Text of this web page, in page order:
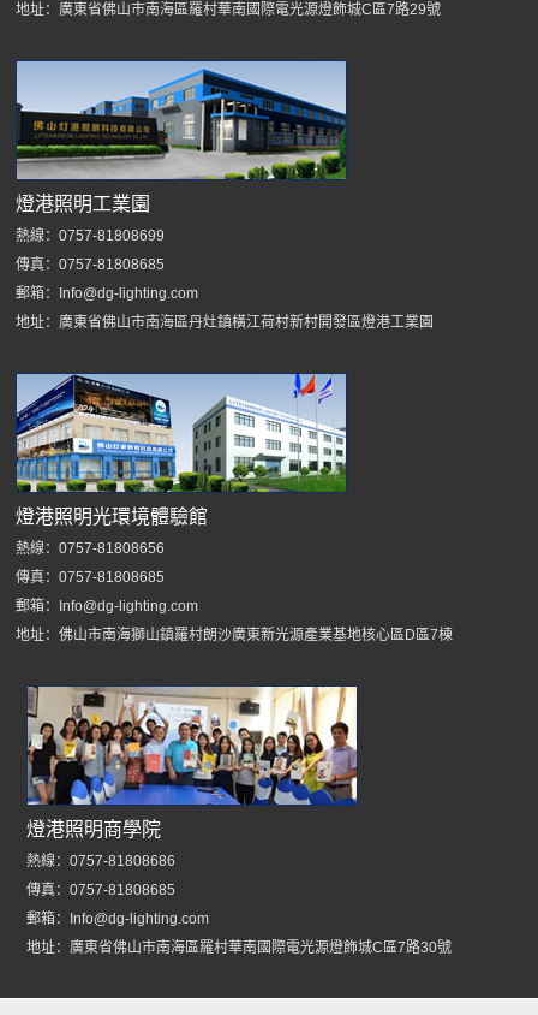
地址：廣東省佛山市南海區羅村華南國際電光源燈飾城C區7路29號
燈港照明工業園
熱線：0757-81808699
傳真：0757-81808685
郵箱：Info@dg-lighting.com
地址：廣東省佛山市南海區丹灶鎮橫江荷村新村開發區燈港工業園
燈港照明光環境體驗館
熱線：0757-81808656
傳真：0757-81808685
郵箱：Info@dg-lighting.com
地址：佛山市南海獅山鎮羅村朗沙廣東新光源產業基地核心區D區7棟
燈港照明商學院
熱線：0757-81808686
傳真：0757-81808685
郵箱：Info@dg-lighting.com
地址：廣東省佛山市南海區羅村華南國際電光源燈飾城C區7路30號